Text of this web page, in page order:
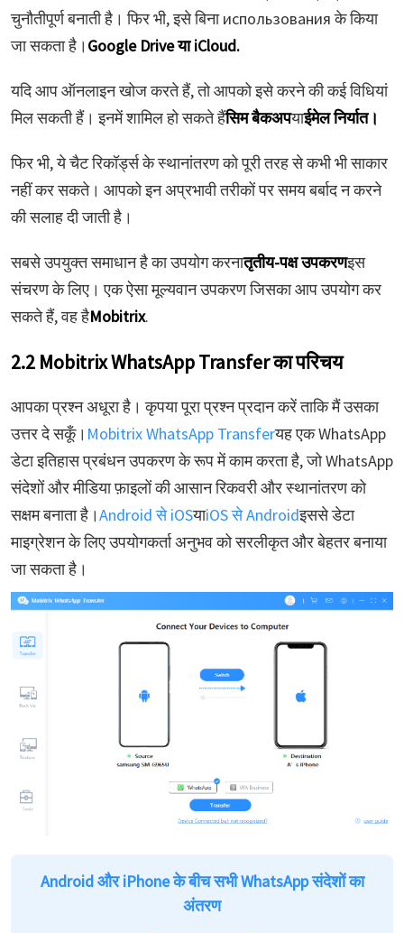
चुनौतीपूर्ण बनाती है। फिर भी, इसे बिना использования के किया
जा सकता है। Google Drive या iCloud.
यदि आप ऑनलाइन खोज करते हैं, तो आपको इसे करने की कई विधियां
मिल सकती हैं। इनमें शामिल हो सकते हैंसिम बैकअपयाईमेल निर्यात।
फिर भी, ये चैट रिकॉर्ड्स के स्थानांतरण को पूरी तरह से कभी भी साकार
नहीं कर सकते। आपको इन अप्रभावी तरीकों पर समय बर्बाद न करने
की सलाह दी जाती है।
सबसे उपयुक्त समाधान है का उपयोग करनातृतीय-पक्ष उपकरणइस
संचरण के लिए। एक ऐसा मूल्यवान उपकरण जिसका आप उपयोग कर
सकते हैं, वह हैMobitrix.
2.2 Mobitrix WhatsApp Transfer का परिचय
आपका प्रश्न अधूरा है। कृपया पूरा प्रश्न प्रदान करें ताकि मैं उसका
उत्तर दे सकूँ। Mobitrix WhatsApp Transferयह एक WhatsApp
डेटा इतिहास प्रबंधन उपकरण के रूप में काम करता है, जो WhatsApp
संदेशों और मीडिया फ़ाइलों की आसान रिकवरी और स्थानांतरण को
सक्षम बनाता है।Android से iOSयाiOS से Androidइससे डेटा
माइग्रेशन के लिए उपयोगकर्ता अनुभव को सरलीकृत और बेहतर बनाया
जा सकता है।
Android और iPhone के बीच सभी WhatsApp संदेशों का
अंतरण